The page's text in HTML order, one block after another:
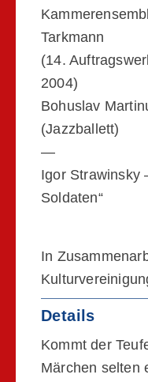
Tarkmann
(14.
2004)
Bohuslav
(Jazzballett)
—
Igor Strawinsky
Soldaten“
In
Details
Kommt der
Märchen selten